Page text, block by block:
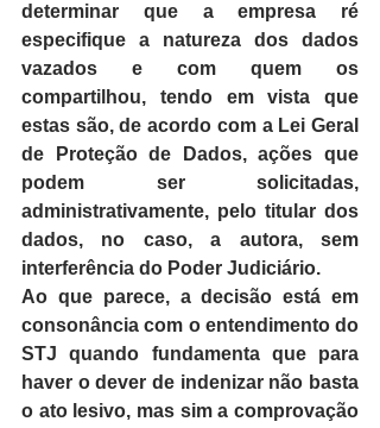
determinar que a empresa ré
especifique a natureza dos dados
vazados e com quem os
compartilhou, tendo em vista que
estas são, de acordo com a Lei Geral
de Proteção de Dados, ações que
podem ser solicitadas,
administrativamente, pelo titular dos
dados, no caso, a autora, sem
interferência do Poder Judiciário.
Ao que parece, a decisão está em
consonância com o entendimento do
STJ quando fundamenta que para
haver o dever de indenizar não basta
o ato lesivo, mas sim a comprovação